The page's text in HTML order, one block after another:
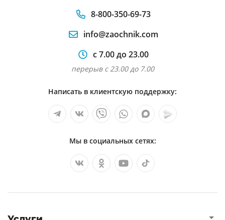
8-800-350-69-73
info@zaochnik.com
с 7.00 до 23.00
перерыв с 23.00 до 7.00
Написать в клиентскую поддержку:
Мы в социальных сетях: